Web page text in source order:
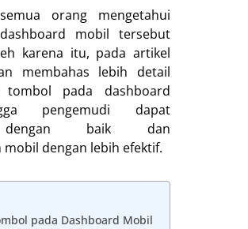
orang mengetahui
mobil tersebut
karena itu, pada artikel
membahas lebih detail
pada dashboard
pengemudi dapat
dengan baik dan
dengan lebih efektif.
pada Dashboard Mobil